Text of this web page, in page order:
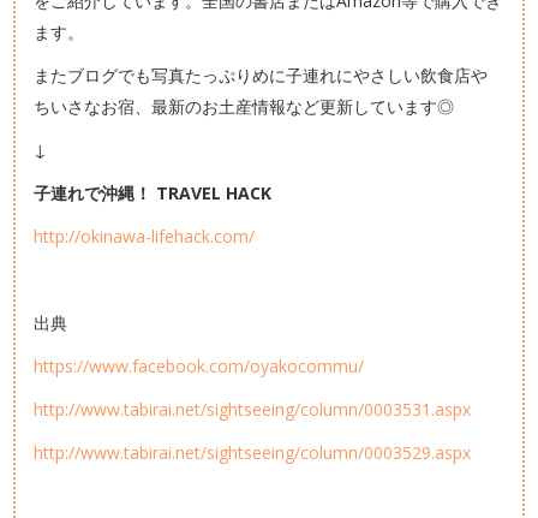
ます。
またブログでも写真たっぷりめに子連れにやさしい飲食店や
ちいさなお宿、最新のお土産情報など更新しています◎
↓
子連れで沖縄！ TRAVEL HACK
http://okinawa-lifehack.com/
出典
https://www.facebook.com/oyakocommu/
http://www.tabirai.net/sightseeing/column/0003531.aspx
http://www.tabirai.net/sightseeing/column/0003529.aspx